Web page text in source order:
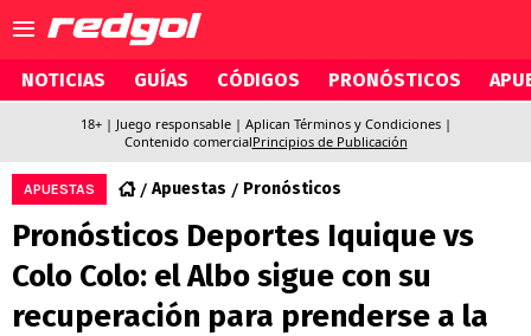
NOTICIAS GUÍAS CÓDIGOS PRONÓSTICOS
18+ | Juego responsable | Aplican Términos y Condiciones |
Contenido comercialPrincipios de Publicación
APUESTAS Apuestas Pronósticos
Pronósticos Deportes Iquique vs
Colo Colo: el Albo sigue con su
recuperación para prenderse a la